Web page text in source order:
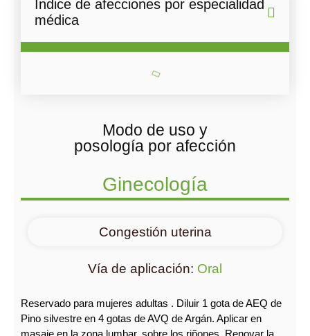
Modo de uso y
posología por afección
Ginecología
Congestión uterina
Vía de aplicación: Oral
Reservado para mujeres adultas . Diluir 1 gota de AEQ de
Pino silvestre en 4 gotas de AVQ de Argán. Aplicar en
Índice de afecciones por especialidad
médica